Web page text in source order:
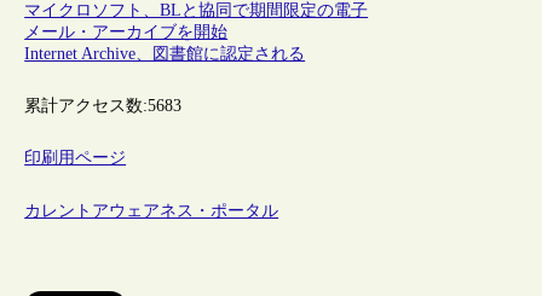
マイクロソフト、BLと協同で期間限定の電子
メール・アーカイブを開始
Internet Archive、図書館に認定される
累計アクセス数:5683
印刷用ページ
カレントアウェアネス・ポータル